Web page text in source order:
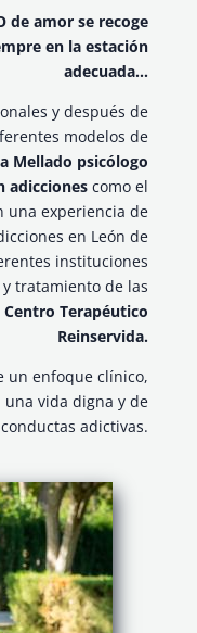
de amor se recoge
en la estación
adecuada…
y después de
modelos de
Mellado psicólogo
adicciones como el
una experiencia de
en León de
instituciones
tratamiento de las
Centro Terapéutico
Reinservida.
un enfoque clínico,
una vida digna y de
adictivas.